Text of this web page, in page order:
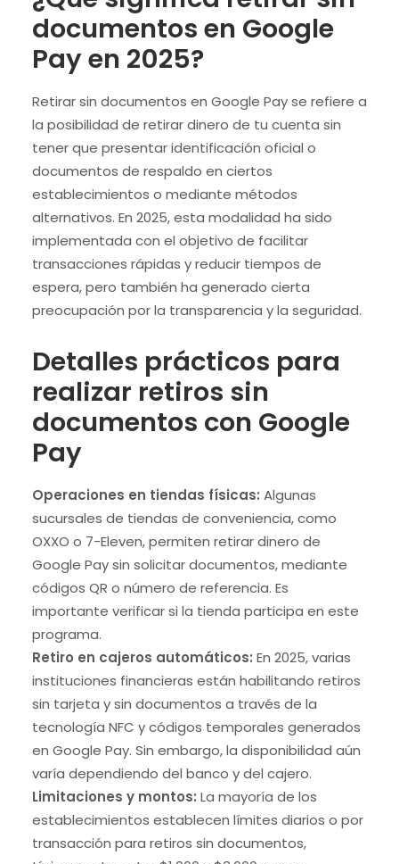
documentos en Google
Pay en 2025?
Retirar sin documentos en Google Pay se refiere a
la posibilidad de retirar dinero de tu cuenta sin
tener que presentar identificación oficial o
documentos de respaldo en ciertos
establecimientos o mediante métodos
alternativos. En 2025, esta modalidad ha sido
implementada con el objetivo de facilitar
transacciones rápidas y reducir tiempos de
espera, pero también ha generado cierta
preocupación por la transparencia y la seguridad.
Detalles prácticos para
realizar retiros sin
documentos con Google
Pay
Operaciones en tiendas físicas: Algunas
sucursales de tiendas de conveniencia, como
OXXO o 7-Eleven, permiten retirar dinero de
Google Pay sin solicitar documentos, mediante
códigos QR o número de referencia. Es
importante verificar si la tienda participa en este
programa.
Retiro en cajeros automáticos: En 2025, varias
instituciones financieras están habilitando retiros
sin tarjeta y sin documentos a través de la
tecnología NFC y códigos temporales generados
en Google Pay. Sin embargo, la disponibilidad aún
varía dependiendo del banco y del cajero.
Limitaciones y montos: La mayoría de los
establecimientos establecen límites diarios o por
transacción para retiros sin documentos,